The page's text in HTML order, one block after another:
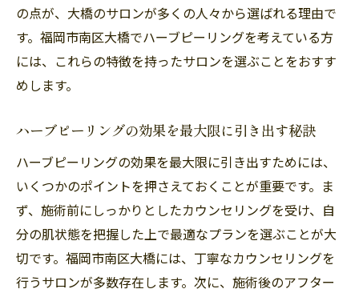
成分の効果と肌への優しさについて
福岡市南区大橋のサロンでの成分選びのポ
イント
施術後の肌の変化をより長持ちさせる方法
美肌の第一歩を福岡市南区大橋で！ハーブピー
リングの効果とは
肌の透明感アップを実感する方法
毛穴の悩みを解消する秘訣
肌のハリと弾力を取り戻す施術の魅力
の点が、大橋のサロンが多くの人々から選ばれる理由で
す。福岡市南区大橋でハーブピーリングを考えている方
には、これらの特徴を持ったサロンを選ぶことをおすす
めします。
ハーブピーリングの効果を最大限に引き出す秘訣
ハーブピーリングの効果を最大限に引き出すためには、
いくつかのポイントを押さえておくことが重要です。ま
ず、施術前にしっかりとしたカウンセリングを受け、自
分の肌状態を把握した上で最適なプランを選ぶことが大
切です。福岡市南区大橋には、丁寧なカウンセリングを
行うサロンが多数存在します。次に、施術後のアフター